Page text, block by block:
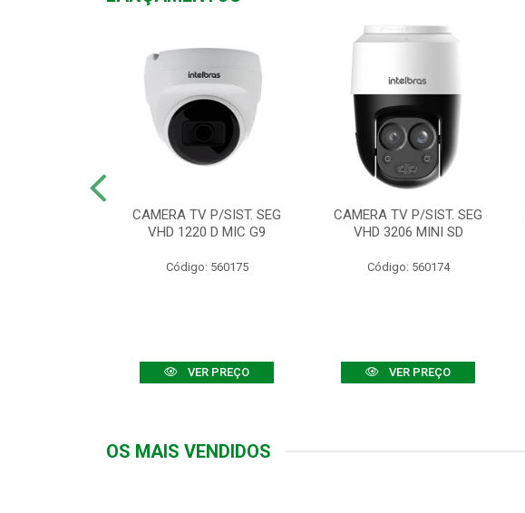
CAMERA TV P/SIST. SEG
VHD 1220 D MIC G9
Código: 560175
VER PREÇO
CAMERA TV P/SIST. SEG
VHD 3206 MINI SD
Código: 560174
VER PREÇO
OS MAIS VENDIDOS